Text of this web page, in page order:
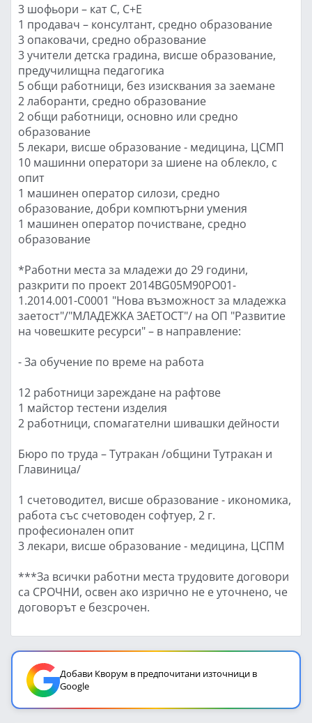
3 шофьори – кат С, С+Е
1 продавач – консултант, средно образование
3 опаковачи, средно образование
3 учители детска градина, висше образование,
предучилищна педагогика
5 общи работници, без изисквания за заемане
2 лаборанти, средно образование
2 общи работници, основно или средно
образование
5 лекари, висше образование - медицина, ЦСМП
10 машинни оператори за шиене на облекло, с
опит
1 машинен оператор силози, средно
образование, добри компютърни умения
1 машинен оператор почистване, средно
образование
*Работни места за младежи до 29 години,
разкрити по проект 2014BG05M90PO01-
1.2014.001-C0001 "Нова възможност за младежка
заетост"/"МЛАДЕЖКА ЗАЕТОСТ"/ на ОП "Развитие
на човешките ресурси" – в направление:
- За обучение по време на работа
12 работници зареждане на рафтове
1 майстор тестени изделия
2 работници, спомагателни шивашки дейности
Бюро по труда – Тутракан /общини Тутракан и
Главиница/
1 счетоводител, висше образование - икономика,
работа със счетоводен софтуер, 2 г.
професионален опит
3 лекари, висше образование - медицина, ЦСПМ
***За всички работни места трудовите договори
са СРОЧНИ, освен ако изрично не е уточнено, че
договорът е безсрочен.
Добави Кворум в предпочитани източници в
Google